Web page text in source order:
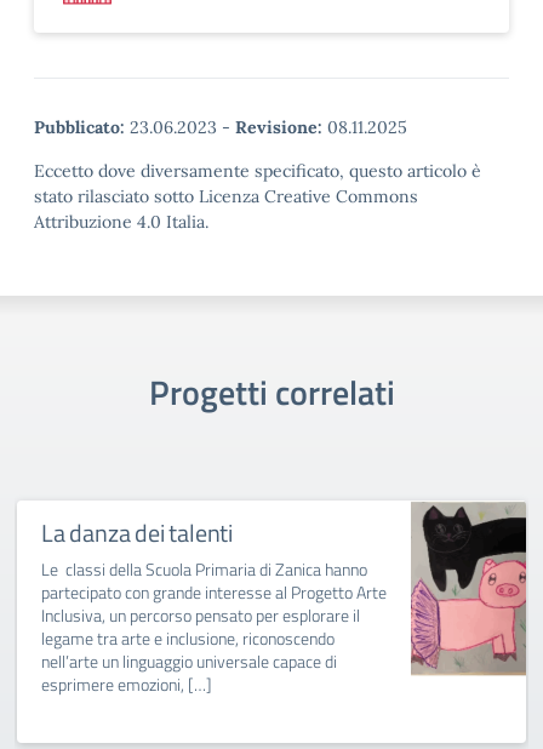
Pubblicato: 23.06.2023 - Revisione: 08.11.2025
Eccetto dove diversamente specificato, questo articolo è
stato rilasciato sotto Licenza Creative Commons
Attribuzione 4.0 Italia.
Progetti correlati
La danza dei talenti
Le classi della Scuola Primaria di Zanica hanno
partecipato con grande interesse al Progetto Arte
Inclusiva, un percorso pensato per esplorare il
legame tra arte e inclusione, riconoscendo
nell’arte un linguaggio universale capace di
esprimere emozioni, […]